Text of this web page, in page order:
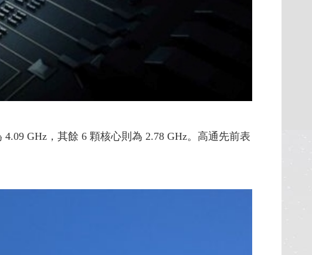
GHz，其餘 6 顆核心則為 2.78 GHz。高通先前表